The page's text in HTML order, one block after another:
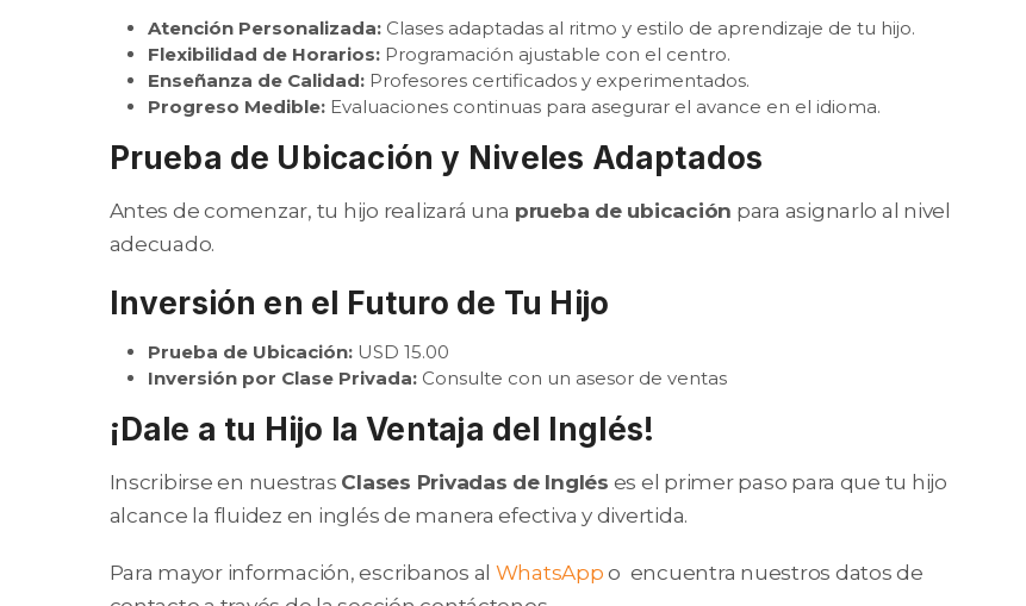
Atención Personalizada:Clases adaptadas al ritmo y estilo de aprendizaje de tu hijo.
Flexibilidad de Horarios:Programación ajustable con el centro.
Enseñanza de Calidad:Profesores certificados y experimentados.
Progreso Medible:Evaluaciones continuas para asegurar el avance en el idioma.
Prueba de Ubicación y Niveles Adaptados
Antes de comenzar, tu hijo realizará una prueba de ubicación para asignarlo al nivel
adecuado.
Inversión en el Futuro de Tu Hijo
Prueba de Ubicación:USD 15.00
Inversión por Clase Privada:Consulte con un asesor de ventas
¡Dale a tu Hijo la Ventaja del Inglés!
Inscribirse en nuestras Clases Privadas de Inglés es el primer paso para que tu hijo
alcance la fluidez en inglés de manera efectiva y divertida.
Para mayor información, escribanos al WhatsAppo encuentra nuestros datos de